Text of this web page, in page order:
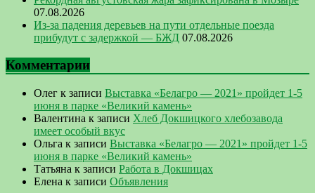
07.08.2026
Из-за падения деревьев на пути отдельные поезда
прибудут с задержкой — БЖД 07.08.2026
Комментарии
Олег к записи Выставка «Белагро — 2021» пройдет 1-5
июня в парке «Великий камень»
Валентина к записи Хлеб Докшицкого хлебозавода
имеет особый вкус
Ольга к записи Выставка «Белагро — 2021» пройдет 1-5
июня в парке «Великий камень»
Татьяна к записи Работа в Докшицах
Елена к записи Объявления